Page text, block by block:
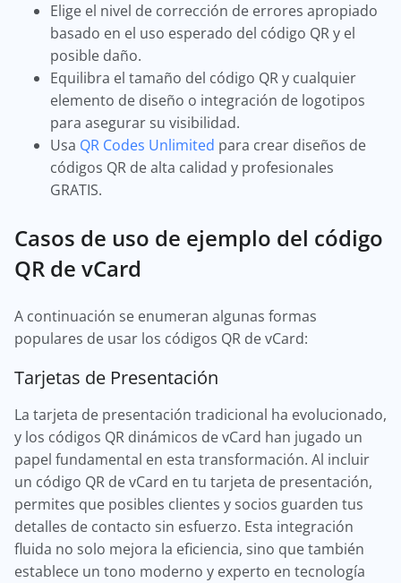
Elige el nivel de corrección de errores apropiado
basado en el uso esperado del código QR y el
posible daño.
Equilibra el tamaño del código QR y cualquier
elemento de diseño o integración de logotipos
para asegurar su visibilidad.
Usa QR Codes Unlimited para crear diseños de
códigos QR de alta calidad y profesionales
GRATIS.
Casos de uso de ejemplo del código
QR de vCard
A continuación se enumeran algunas formas
populares de usar los códigos QR de vCard:
Tarjetas de Presentación
La tarjeta de presentación tradicional ha evolucionado,
y los códigos QR dinámicos de vCard han jugado un
papel fundamental en esta transformación. Al incluir
un código QR de vCard en tu tarjeta de presentación,
permites que posibles clientes y socios guarden tus
detalles de contacto sin esfuerzo. Esta integración
fluida no solo mejora la eficiencia, sino que también
establece un tono moderno y experto en tecnología